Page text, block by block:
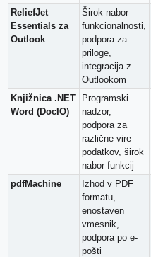
ReliefJet
Essentials za
Outlook
Širok nabor
funkcionalnosti,
podpora za
priloge,
integracija z
Outlookom
Knjižnica .NET
Word (DocIO)
Programski
nadzor,
podpora za
različne vire
podatkov, širok
nabor funkcij
pdfMachine
Izhod v PDF
formatu,
enostaven
vmesnik,
podpora po e-
pošti